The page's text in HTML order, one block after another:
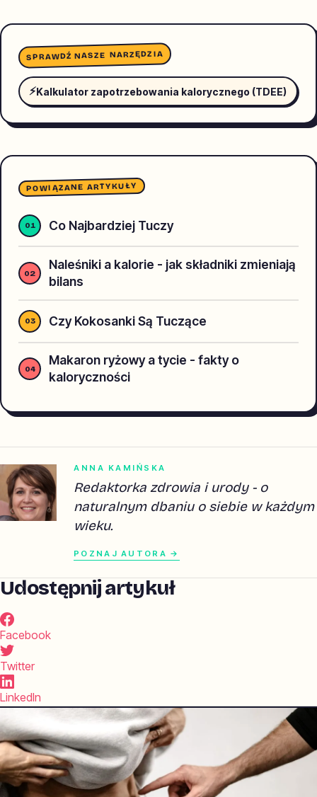
SPRAWDŹ NASZE NARZĘDZIA
⚡Kalkulator zapotrzebowania kalorycznego (TDEE)
POWIĄZANE ARTYKUŁY
Co Najbardziej Tuczy
Naleśniki a kalorie - jak składniki zmieniają
bilans
Czy Kokosanki Są Tuczące
Makaron ryżowy a tycie - fakty o
kaloryczności
ANNA KAMIŃSKA
Redaktorka zdrowia i urody - o
naturalnym dbaniu o siebie w każdym
wieku.
POZNAJ AUTORA →
Udostępnij artykuł
Facebook
Twitter
LinkedIn